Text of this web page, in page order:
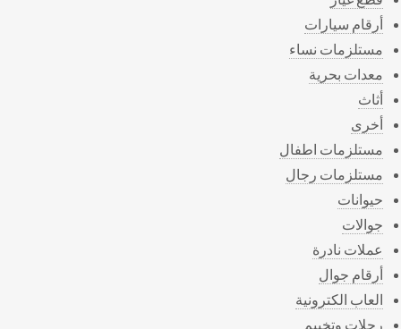
أرقام سيارات
مستلزمات نساء
معدات بحرية
أثاث
أخرى
مستلزمات اطفال
مستلزمات رجال
حيوانات
جوالات
عملات نادرة
أرقام جوال
العاب الكترونية
رحلات وتخييم